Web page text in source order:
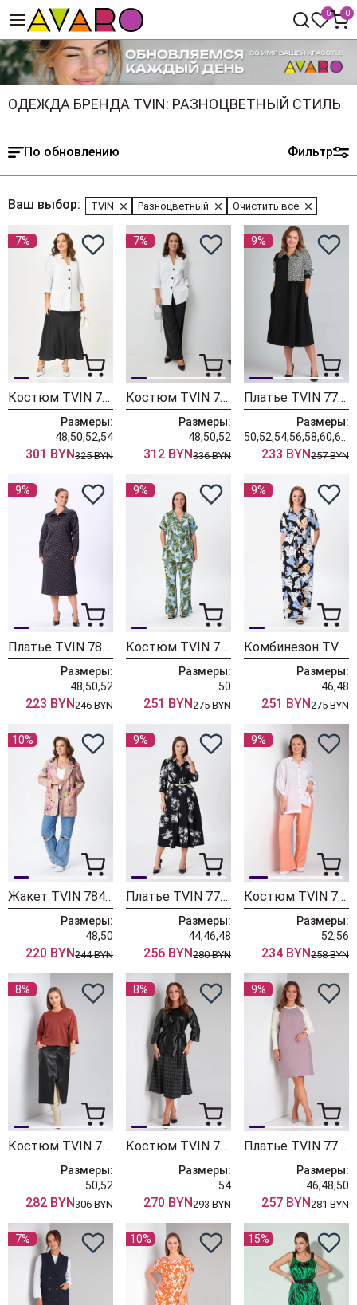
0 0
ОДЕЖДА БРЕНДА TVIN: РАЗНОЦВЕТНЫЙ СТИЛЬ
По обновлению Фильтр
Ваш выбор: TVIN Разноцветный Очистить все
7%
Костюм TVIN 7892
Размеры:
48,50,52,54
301 BYN325 BYN
7%
Костюм TVIN 7895
Размеры:
48,50,52
312 BYN336 BYN
9%
Платье TVIN 7764
Размеры:
233 BYN257 BYN
9%
Платье TVIN 7878
Размеры:
48,50,52
223 BYN246 BYN
9%
Костюм TVIN 7854 голубой
Размеры:
50
251 BYN275 BYN
9%
Комбинезон TVIN 7994
Размеры:
46,48
251 BYN275 BYN
10%
Жакет TVIN 7845 бежевый
Размеры:
48,50
220 BYN244 BYN
9%
Платье TVIN 7782 принт на черном
Размеры:
44,46,48
256 BYN280 BYN
9%
Костюм TVIN 7777 белый+персик
Размеры:
52,56
234 BYN258 BYN
8%
Костюм TVIN 7663 терракот
Размеры:
50,52
282 BYN306 BYN
8%
Костюм TVIN 7718
Размеры:
54
270 BYN293 BYN
9%
Платье TVIN 7707 лиловый
Размеры:
46,48,50
257 BYN281 BYN
7% 10% 15%